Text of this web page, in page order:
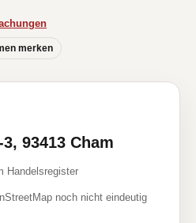
merken
93413 Cham
Handelsregister
noch nicht eindeutig